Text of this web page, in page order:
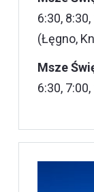
6:30,
(Łęgno,
Msze
6:30,